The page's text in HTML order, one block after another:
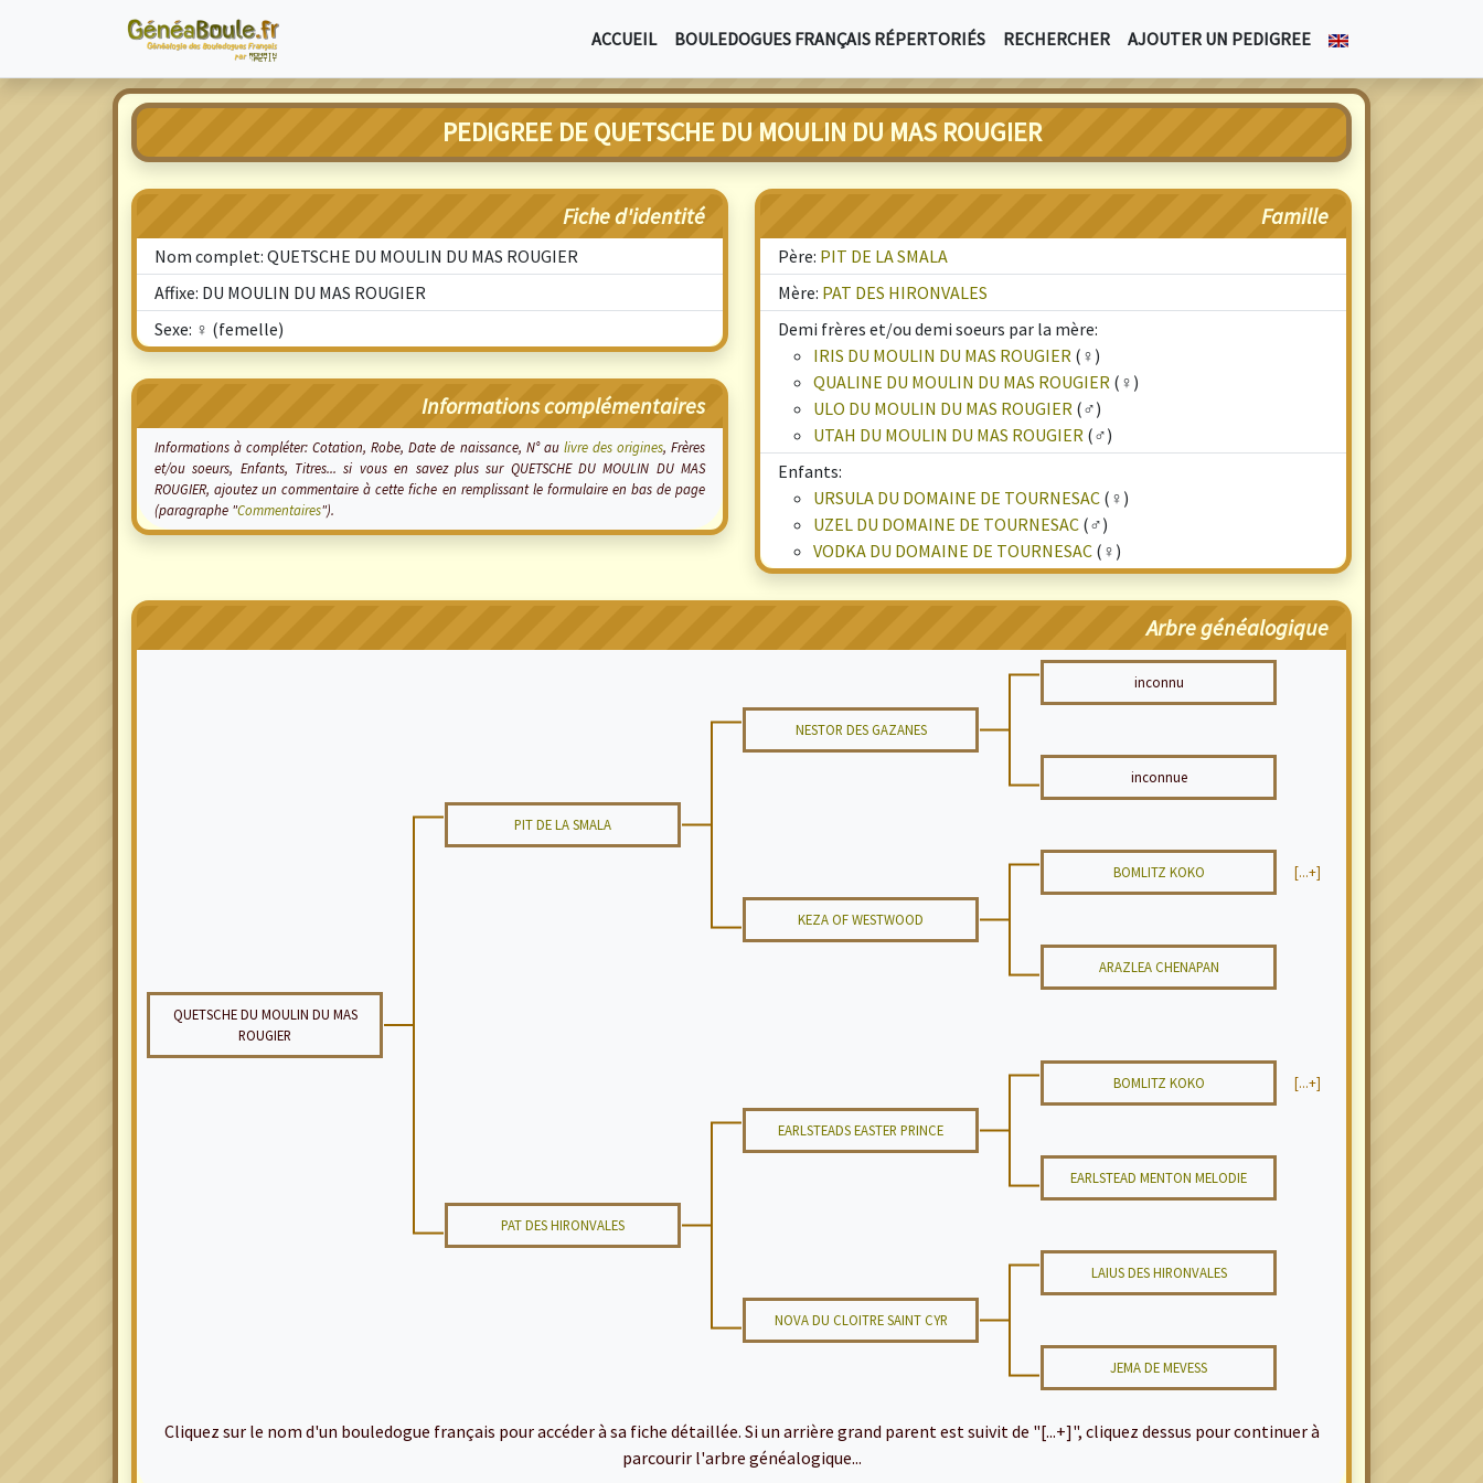
ACCUEIL BOULEDOGUES FRANÇAIS RÉPERTORIÉS RECHERCHER AJOUTER UN PEDIGREE
PEDIGREE DE QUETSCHE DU MOULIN DU MAS ROUGIER
Fiche d'identité
Nom complet: QUETSCHE DU MOULIN DU MAS ROUGIER
Affixe: DU MOULIN DU MAS ROUGIER
Sexe: ♀ (femelle)
Informations complémentaires
Informations à compléter: Cotation, Robe, Date de naissance, N° au livre des origines, Frères
et/ou soeurs, Enfants, Titres... si vous en savez plus sur QUETSCHE DU MOULIN DU MAS
ROUGIER, ajoutez un commentaire à cette fiche en remplissant le formulaire en bas de page
(paragraphe "Commentaires").
Famille
Père: PIT DE LA SMALA
Mère: PAT DES HIRONVALES
Demi frères et/ou demi soeurs par la mère:
IRIS DU MOULIN DU MAS ROUGIER (♀)
QUALINE DU MOULIN DU MAS ROUGIER (♀)
ULO DU MOULIN DU MAS ROUGIER (♂)
UTAH DU MOULIN DU MAS ROUGIER (♂)
Enfants:
URSULA DU DOMAINE DE TOURNESAC (♀)
UZEL DU DOMAINE DE TOURNESAC (♂)
VODKA DU DOMAINE DE TOURNESAC (♀)
Arbre généalogique
inconnu
NESTOR DES GAZANES
inconnue
PIT DE LA SMALA
BOMLITZ KOKO [...+]
KEZA OF WESTWOOD
ARAZLEA CHENAPAN
QUETSCHE DU MOULIN DU MAS
ROUGIER
BOMLITZ KOKO [...+]
EARLSTEADS EASTER PRINCE
EARLSTEAD MENTON MELODIE
PAT DES HIRONVALES
LAIUS DES HIRONVALES
NOVA DU CLOITRE SAINT CYR
JEMA DE MEVESS
Cliquez sur le nom d'un bouledogue français pour accéder à sa fiche détaillée. Si un arrière grand parent est suivit de "[...+]", cliquez dessus pour continuer à
parcourir l'arbre généalogique...